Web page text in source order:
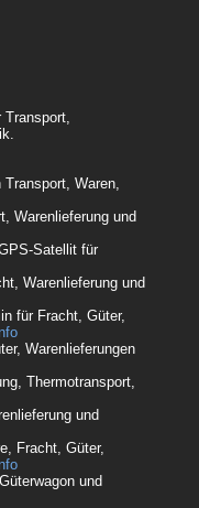
Transport,
Waren,
Warenlieferung und
Satellit für
Warenlieferung und
für Fracht, Güter,
Info
Warenlieferungen
Thermotransport,
und
Fracht, Güter,
Info
und